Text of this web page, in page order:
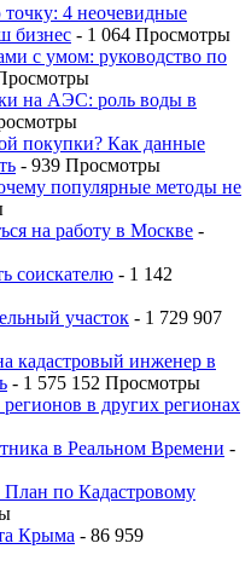
4 неочевидные
бизнес - 1 064 Просмотры
с умом: руководство по
на АЭС: роль воды в
покупки? Как данные
- 939 Просмотры
популярные методы не
на работу в Москве -
соискателю - 1 142
участок - 1 729 907
кадастровый инженер в
- 1 575 152 Просмотры
в других регионах
в Реальном Времени -
по Кадастровому
Крыма - 86 959